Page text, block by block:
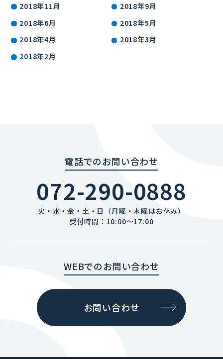
2018年11月
2018年9月
2018年6月
2018年5月
2018年4月
2018年3月
2018年2月
電話でのお問い合わせ
072-290-0888
火・水・金・土・日（月曜・木曜はお休み）
受付時間：10:00〜17:00
WEBでのお問い合わせ
お問い合わせ